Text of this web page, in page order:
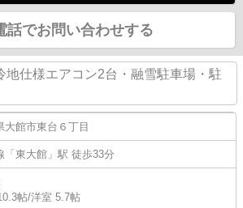
話でお問い合わせする
仕様エアコン2台・融雪駐車場・駐
大館市東台 ６丁目
「 東大館 」駅 徒歩33分
帖/洋室 5.7帖